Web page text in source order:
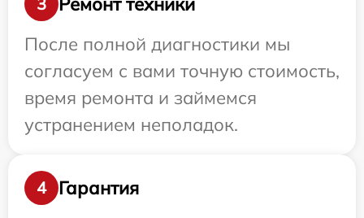
После полной диагностики мы
согласуем с вами точную стоимость,
время ремонта и займемся
устранением неполадок.
4
Гарантия